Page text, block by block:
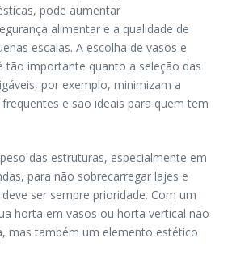
pode aumentar
alimentar e a qualidade de
escalas. A escolha de vasos e
tão importante quanto a seleção das
por exemplo, minimizam a
e são ideais para quem tem
das estruturas, especialmente em
para não sobrecarregar lajes e
ser sempre prioridade. Com um
horta em vasos ou horta vertical não
mas também um elemento estético